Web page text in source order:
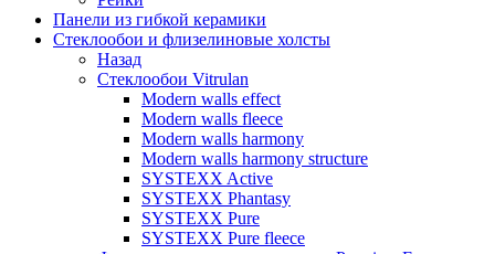
Панели из гибкой керамики
Стеклообои и флизелиновые холсты
Назад
Стеклообои Vitrulan
Modern walls effect
Modern walls fleece
Modern walls harmony
Modern walls harmony structure
SYSTEXX Active
SYSTEXX Phantasy
SYSTEXX Pure
SYSTEXX Pure fleece